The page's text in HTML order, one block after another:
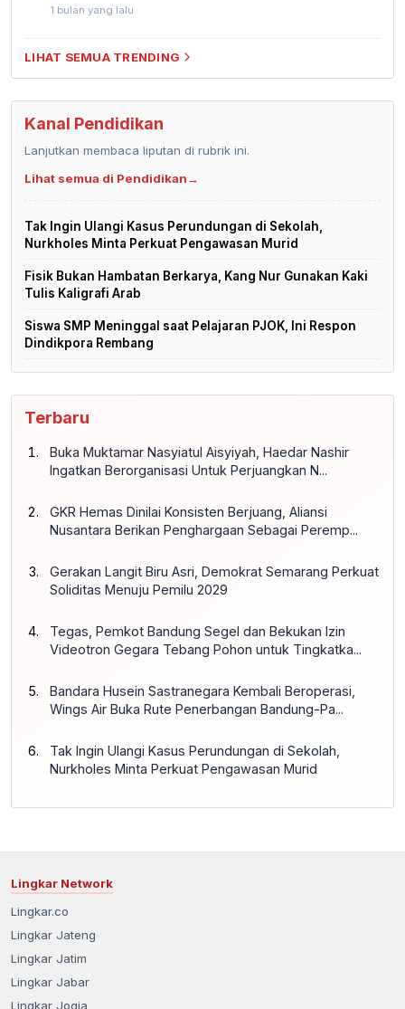
1 bulan yang lalu
LIHAT SEMUA TRENDING
Kanal Pendidikan
Lanjutkan membaca liputan di rubrik ini.
Lihat semua di Pendidikan→
Tak Ingin Ulangi Kasus Perundungan di Sekolah,
Nurkholes Minta Perkuat Pengawasan Murid
Fisik Bukan Hambatan Berkarya, Kang Nur Gunakan Kaki
Tulis Kaligrafi Arab
Siswa SMP Meninggal saat Pelajaran PJOK, Ini Respon
Dindikpora Rembang
Terbaru
Buka Muktamar Nasyiatul Aisyiyah, Haedar Nashir
Ingatkan Berorganisasi Untuk Perjuangkan N...
GKR Hemas Dinilai Konsisten Berjuang, Aliansi
Nusantara Berikan Penghargaan Sebagai Peremp...
Gerakan Langit Biru Asri, Demokrat Semarang Perkuat
Soliditas Menuju Pemilu 2029
Tegas, Pemkot Bandung Segel dan Bekukan Izin
Videotron Gegara Tebang Pohon untuk Tingkatka...
Bandara Husein Sastranegara Kembali Beroperasi,
Wings Air Buka Rute Penerbangan Bandung-Pa...
Tak Ingin Ulangi Kasus Perundungan di Sekolah,
Nurkholes Minta Perkuat Pengawasan Murid
Lingkar Network
Lingkar.co
Lingkar Jateng
Lingkar Jatim
Lingkar Jabar
Lingkar Jogja